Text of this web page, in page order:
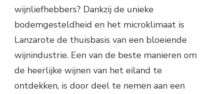
wijnliefhebbers? Dankzij de unieke
bodemgesteldheid en het microklimaat is
Lanzarote de thuisbasis van een bloeiende
wijnindustrie. Een van de beste manieren om
de heerlijke wijnen van het eiland te
ontdekken, is door deel te nemen aan een